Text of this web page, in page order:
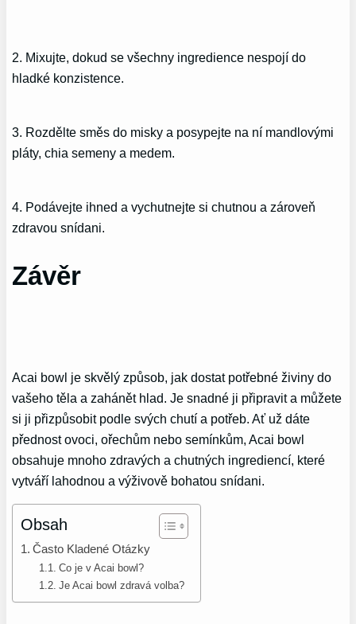
2. Mixujte, dokud se všechny ingredience nespojí do
hladké konzistence.
3. Rozdělte směs do misky a posypejte na ní mandlovými
pláty, chia semeny a medem.
4. Podávejte ihned a vychutnejte si chutnou a zároveň
zdravou snídani.
Závěr
Acai bowl je skvělý způsob, jak dostat potřebné živiny do
vašeho těla a zahánět hlad. Je snadné ji připravit a můžete
si ji přizpůsobit podle svých chutí a potřeb. Ať už dáte
přednost ovoci, ořechům nebo semínkům, Acai bowl
obsahuje mnoho zdravých a chutných ingrediencí, které
vytváří lahodnou a výživově bohatou snídani.
Obsah
Často Kladené Otázky
Co je v Acai bowl?
Je Acai bowl zdravá volba?